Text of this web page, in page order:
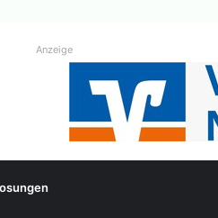
Anzeige